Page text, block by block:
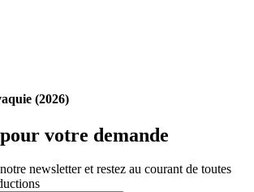
(2026)
votre demande
newsletter et restez au courant de toutes